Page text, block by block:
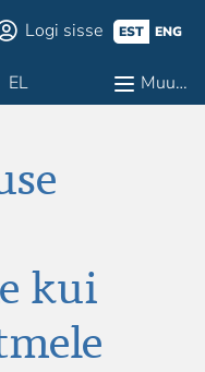
Logi sisse EST ENG
EL Muu…
kui